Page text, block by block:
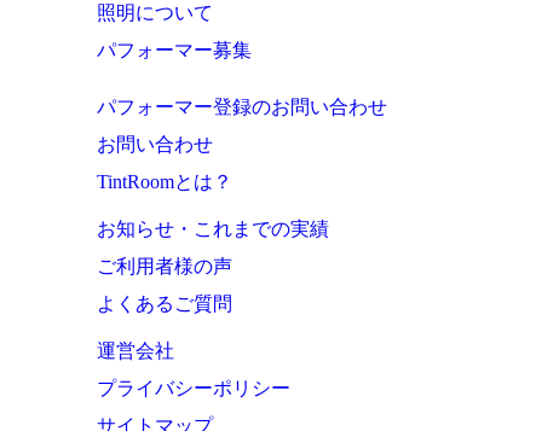
照明について
パフォーマー募集
パフォーマー登録のお問い合わせ
お問い合わせ
TintRoomとは？
お知らせ・これまでの実績
ご利用者様の声
よくあるご質問
運営会社
プライバシーポリシー
サイトマップ